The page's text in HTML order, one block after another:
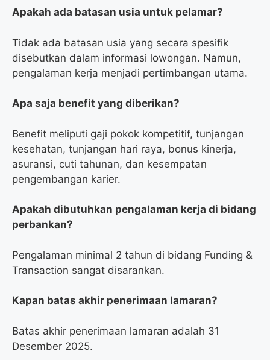
Apakah ada batasan usia untuk pelamar?
Tidak ada batasan usia yang secara spesifik
disebutkan dalam informasi lowongan. Namun,
pengalaman kerja menjadi pertimbangan utama.
Apa saja benefit yang diberikan?
Benefit meliputi gaji pokok kompetitif, tunjangan
kesehatan, tunjangan hari raya, bonus kinerja,
asuransi, cuti tahunan, dan kesempatan
pengembangan karier.
Apakah dibutuhkan pengalaman kerja di bidang
perbankan?
Pengalaman minimal 2 tahun di bidang Funding &
Transaction sangat disarankan.
Kapan batas akhir penerimaan lamaran?
Batas akhir penerimaan lamaran adalah 31
Desember 2025.